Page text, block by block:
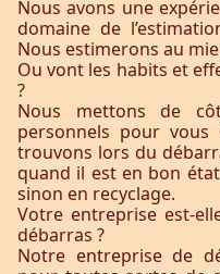
Nous avons une
domaine de
Nous estimerons au
Ou vont les habits et
?
Nous mettons de
personnels pour
trouvons lors du
quand il est en bon
sinon en recyclage.
Votre entreprise est-
débarras ?
Notre entreprise de